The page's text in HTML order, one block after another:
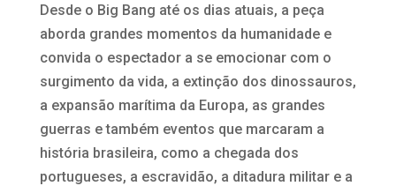
Desde o Big Bang até os dias atuais, a peça
aborda grandes momentos da humanidade e
convida o espectador a se emocionar com o
surgimento da vida, a extinção dos dinossauros,
a expansão marítima da Europa, as grandes
guerras e também eventos que marcaram a
história brasileira, como a chegada dos
portugueses, a escravidão, a ditadura militar e a